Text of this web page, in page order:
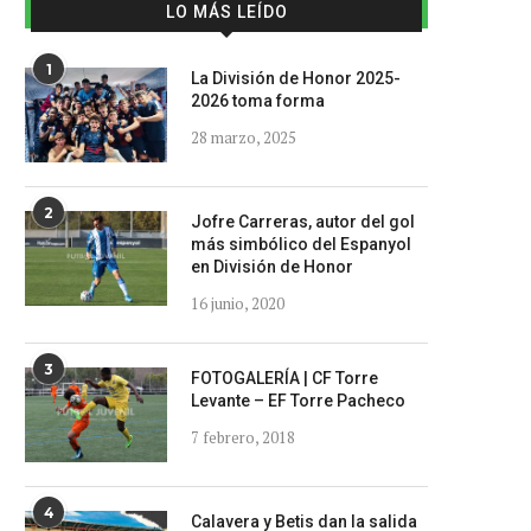
LO MÁS LEÍDO
1
La División de Honor 2025-
2026 toma forma
28 marzo, 2025
2
Jofre Carreras, autor del gol
más simbólico del Espanyol
en División de Honor
16 junio, 2020
3
FOTOGALERÍA | CF Torre
Levante – EF Torre Pacheco
7 febrero, 2018
4 Calavera y Betis dan la salida